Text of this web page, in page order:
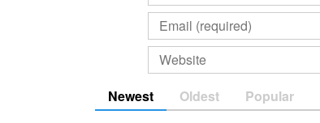
Newest Oldest Popular